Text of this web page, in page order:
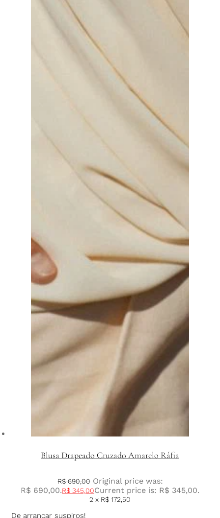
Blusa Drapeado Cruzado Amarelo Ráfia
R$690,00 Original price was:
R$ 690,00.R$ 345,00Current price is: R$ 345,00.
2 x R$ 172,50
De arrancar suspiros!